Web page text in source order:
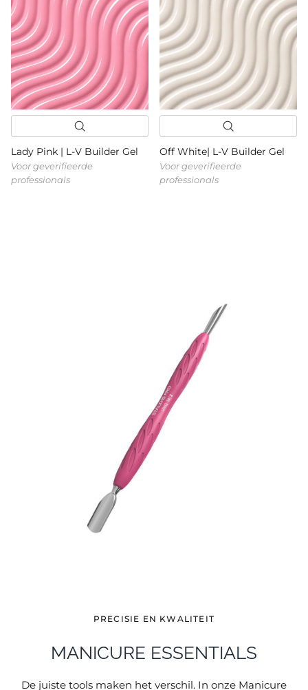
Lady Pink | L-V Builder Gel
Voor geverifieerde
professionals
Off White| L-V Builder Gel
Voor geverifieerde
professionals
PRECISIE EN KWALITEIT
MANICURE ESSENTIALS
De juiste tools maken het verschil. In onze Manicure